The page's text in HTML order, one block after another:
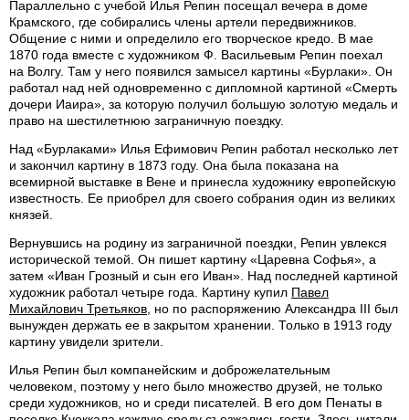
Параллельно с учебой Илья Репин посещал вечера в доме
Крамского, где собирались члены артели передвижников.
Общение с ними и определило его творческое кредо. В мае
1870 года вместе с художником Ф. Васильевым Репин поехал
на Волгу. Там у него появился замысел картины «Бурлаки». Он
работал над ней одновременно с дипломной картиной «Смерть
дочери Иаира», за которую получил большую золотую медаль и
право на шестилетнюю заграничную поездку.
Над «Бурлаками» Илья Ефимович Репин работал несколько лет
и закончил картину в 1873 году. Она была показана на
всемирной выставке в Вене и принесла художнику европейскую
известность. Ее приобрел для своего собрания один из великих
князей.
Вернувшись на родину из заграничной поездки, Репин увлекся
исторической темой. Он пишет картину «Царевна Софья», а
затем «Иван Грозный и сын его Иван». Над последней картиной
художник работал четыре года. Картину купил Павел
Михайлович Третьяков , но по распоряжению Александра III был
вынужден держать ее в закрытом хранении. Только в 1913 году
картину увидели зрители.
Илья Репин был компанейским и доброжелательным
человеком, поэтому у него было множество друзей, не только
среди художников, но и среди писателей. В его дом Пенаты в